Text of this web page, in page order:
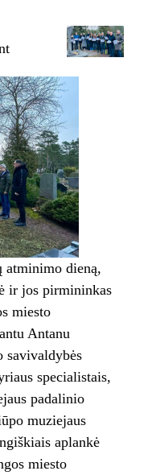
atminimo dieną,
ir jos pirmininkas
miesto
Antanu
savivaldybės
specialistais,
padalinio
muziejaus
aplankė
miesto